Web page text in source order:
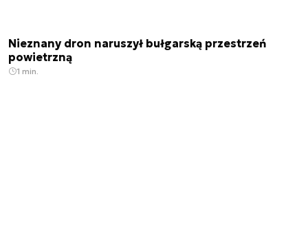
Nieznany dron naruszył bułgarską przestrzeń
powietrzną
1 min.